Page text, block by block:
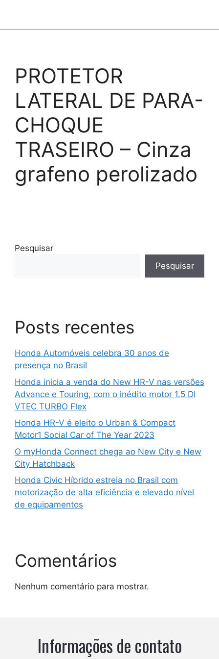
PROTETOR
LATERAL DE PARA-
CHOQUE
TRASEIRO – Cinza
grafeno perolizado
Pesquisar
Pesquisar
Posts recentes
Honda Automóveis celebra 30 anos de
presença no Brasil
Honda inicia a venda do New HR-V nas versões
Advance e Touring, com o inédito motor 1.5 DI
VTEC TURBO Flex
Honda HR-V é eleito o Urban & Compact
Motor1 Social Car of The Year 2023
O myHonda Connect chega ao New City e New
City Hatchback
Honda Civic Híbrido estreia no Brasil com
motorização de alta eficiência e elevado nível
de equipamentos
Comentários
Nenhum comentário para mostrar.
Informações de contato